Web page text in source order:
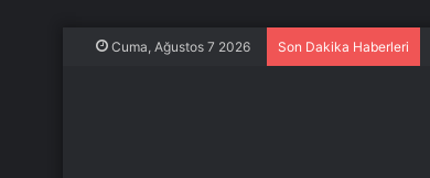
Cuma, Ağustos 7 2026 Son Dakika Haberleri